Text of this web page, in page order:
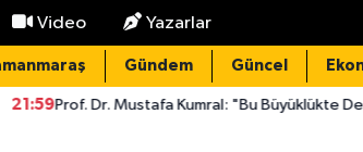
Video Yazarlar
Gündem Güncel
Kumral: "Bu Büyüklükte Depremler 400-